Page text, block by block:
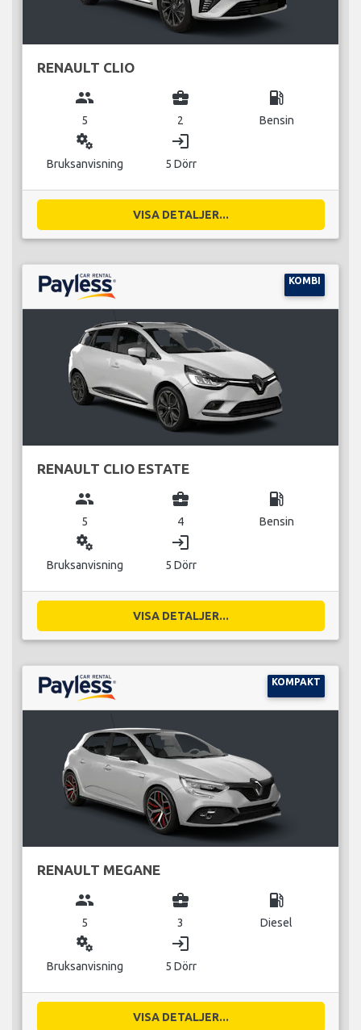
RENAULT CLIO
group
5
business_center
2
local_gas_station
Bensin
miscellaneous_services
Bruksanvisning
login
5 Dörr
VISA DETALJER...
KOMBI
RENAULT CLIO ESTATE
group
5
business_center
4
local_gas_station
Bensin
miscellaneous_services
Bruksanvisning
login
5 Dörr
VISA DETALJER...
KOMPAKT
RENAULT MEGANE
group
5
business_center
3
local_gas_station
Diesel
miscellaneous_services
Bruksanvisning
login
5 Dörr
VISA DETALJER...